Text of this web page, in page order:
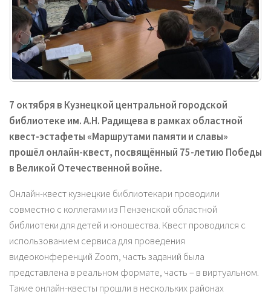
7 октября в Кузнецкой центральной городской
библиотеке им. А.Н. Радищева в рамках областной
квест-эстафеты «Маршрутами памяти и славы»
прошёл онлайн-квест, посвящённый 75-летию Победы
в Великой Отечественной войне.
Онлайн-квест кузнецкие библиотекари проводили
совместно с коллегами из Пензенской областной
библиотеки для детей и юношества. Квест проводился с
использованием сервиса для проведения
видеоконференций Zoom, часть заданий была
представлена в реальном формате, часть – в виртуальном.
Такие онлайн-квесты прошли в нескольких районах